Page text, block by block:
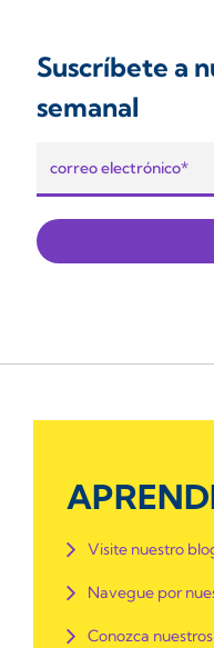
Suscríbete a
semanal
Visite nuestro
Navegue por
Conozca